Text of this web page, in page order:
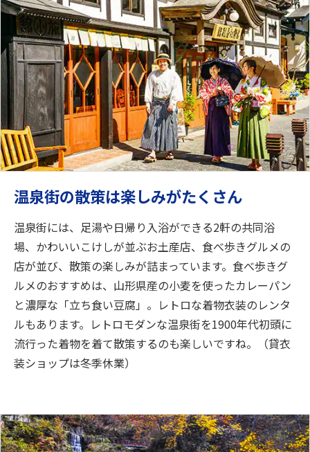
温泉街の散策は楽しみがたくさん
温泉街には、足湯や日帰り入浴ができる2軒の共同浴
場、かわいいこけしが並ぶお土産店、食べ歩きグルメの
店が並び、散策の楽しみが詰まっています。食べ歩きグ
ルメのおすすめは、山形県産の小麦を使ったカレーパン
と濃厚な「立ち食い豆腐」。レトロな着物衣装のレンタ
ルもあります。レトロモダンな温泉街を1900年代初頭に
流行った着物を着て散策するのも楽しいですね。（貸衣
装ショップは冬季休業）